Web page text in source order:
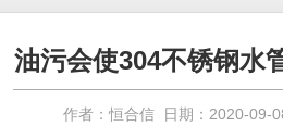
油污会使304不锈钢水
作者：恒合信 日期：2020-09-